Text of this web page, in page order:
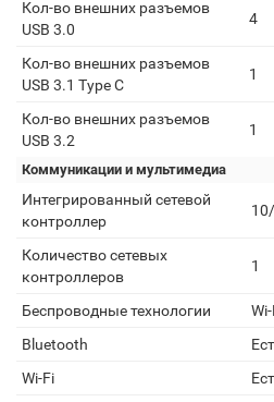
Кол-во внешних разъемов
USB 3.0
4
Кол-во внешних разъемов
USB 3.1 Type C
1
Кол-во внешних разъемов
USB 3.2
1
Коммуникации и мультимедиа
Интегрированный сетевой
контроллер
Количество сетевых
контроллеров
1
Беспроводные технологии
Bluetooth
Wi-Fi